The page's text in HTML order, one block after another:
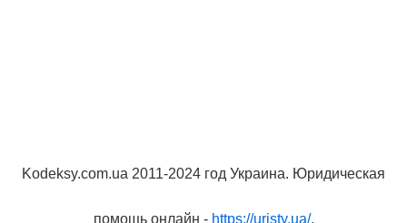
Kodeksy.com.ua 2011-2024 год Украина. Юридическая
помощь онлайн - https://uristy.ua/.